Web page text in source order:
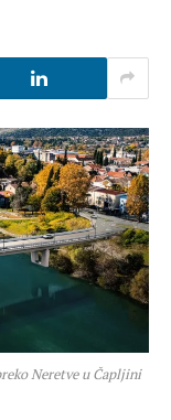
Neretve u Čapljini